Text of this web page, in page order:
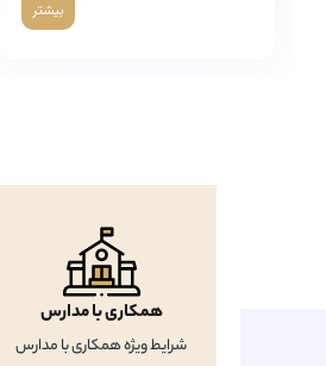
بیشتر
همکاری با مدارس
شرایط ویژه همکاری با مدارس